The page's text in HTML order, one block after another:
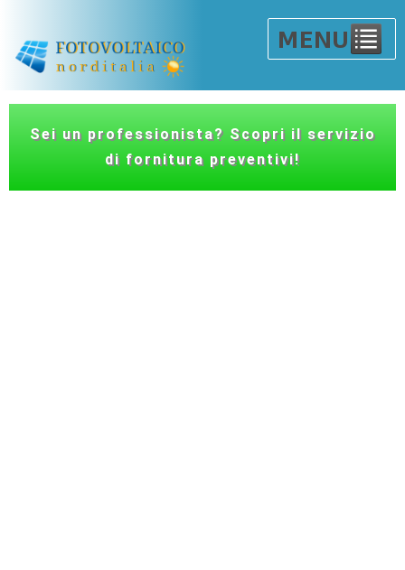
Sei un professionista? Scopri il servizio
di fornitura preventivi!